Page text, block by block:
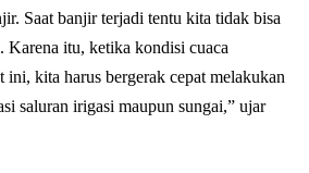
Saat banjir terjadi tentu kita tidak bisa
Karena itu, ketika kondisi cuaca
ini, kita harus bergerak cepat melakukan
saluran irigasi maupun sungai,” ujar